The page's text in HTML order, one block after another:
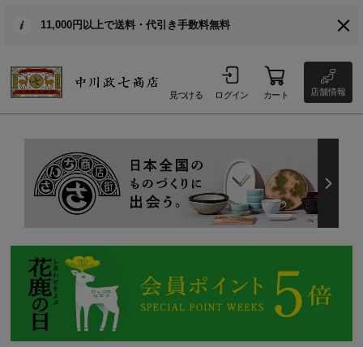
11,000円以上で送料・代引き手数料無料
見つける ログイン カート 店舗情報